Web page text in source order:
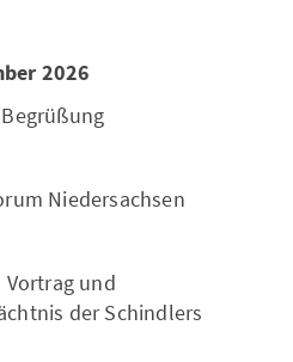
2026
Niedersachsen
Vortrag und
der Schindlers